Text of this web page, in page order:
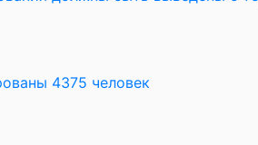
4375 человек